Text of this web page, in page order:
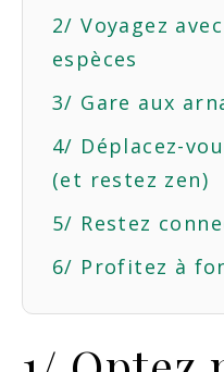
2/ Voyagez
espèces
3/ Gare aux
4/ Déplacez-
(et restez zen)
5/ Restez
6/ Profitez à